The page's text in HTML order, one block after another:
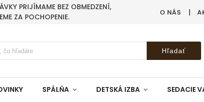
PRIJÍMAME BEZ OBMEDZENÍ,
ZA POCHOPENIE.
O NÁS
Hľadať
SPÁLŇA DETSKÁ IZBA SEDACIE